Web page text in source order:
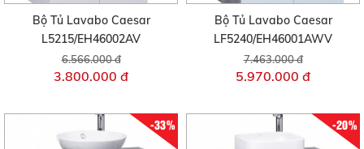
Bộ Tủ Lavabo Caesar
L5215/EH46002AV
6.566.000 đ
3.800.000 đ
Bộ Tủ Lavabo Caesar
LF5240/EH46001AWV
7.463.000 đ
5.970.000 đ
-33% -20%